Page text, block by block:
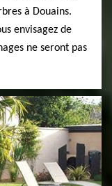
à Douains.
envisagez de
ne seront pas